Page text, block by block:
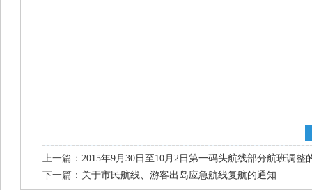
上一篇： 2015年9月30日至10月2日第一码头航线部分航班调整
下一篇： 关于市民航线、游客出岛应急航线复航的通知